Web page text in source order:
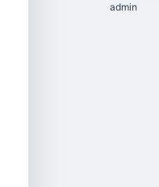
admin